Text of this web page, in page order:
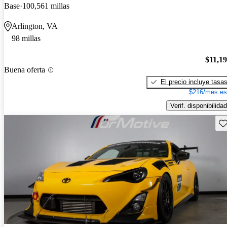
Base 100,561 millas
Arlington, VA
98 millas
Buena oferta
El precio incluye tasas
$216/mes
Verif. disponibilidad